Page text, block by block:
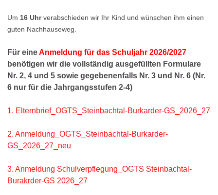
Um 16 Uhrverabschieden wir Ihr Kind und wünschen ihm einen
guten Nachhauseweg.
Für eineAnmeldung für das Schuljahr 2026/2027
benötigen wir die vollständig ausgefüllten Formulare
Nr. 2, 4 und 5 sowie gegebenenfalls Nr. 3 und Nr. 6 (Nr.
6 nur für die Jahrgangsstufen 2-4)
1. Elternbrief_OGTS_Steinbachtal-Burkarder-GS_2026_27
2. Anmeldung_OGTS_Steinbachtal-Burkarder-
GS_2026_27_neu
3. Anmeldung Schulverpflegung_OGTS Steinbachtal-
Burakrder-GS 2026_27